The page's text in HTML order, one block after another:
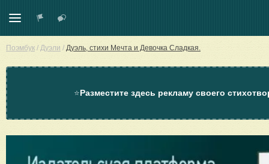
Поэмбук / Дуэли / Дуэль, стихи Мечта и Девочка Сладкая.
⭐Разместите здесь рекламу своего